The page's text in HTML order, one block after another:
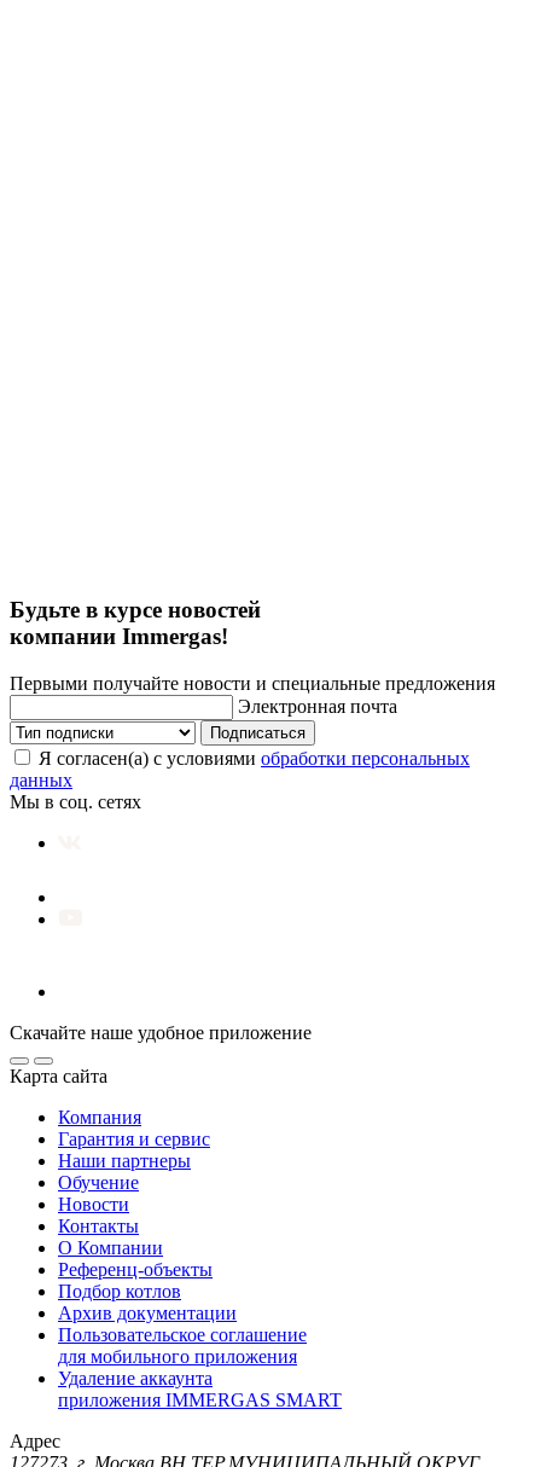
Будьте в курсе новостей
компании Immergas!
Первыми получайте новости и специальные предложения
Электронная почта
Подписаться
Я согласен(а) с условиями обработки персональных
данных
Мы в соц. сетях
Скачайте наше удобное приложение
Карта сайта
Компания
Гарантия и сервис
Наши партнеры
Обучение
Новости
Контакты
О Компании
Референц-объекты
Подбор котлов
Архив документации
Пользовательское соглашение
для мобильного приложения
Удаление аккаунта
приложения IMMERGAS SMART
Адрес
127273, г. Москва ВН.ТЕР.МУНИЦИПАЛЬНЫЙ ОКРУГ